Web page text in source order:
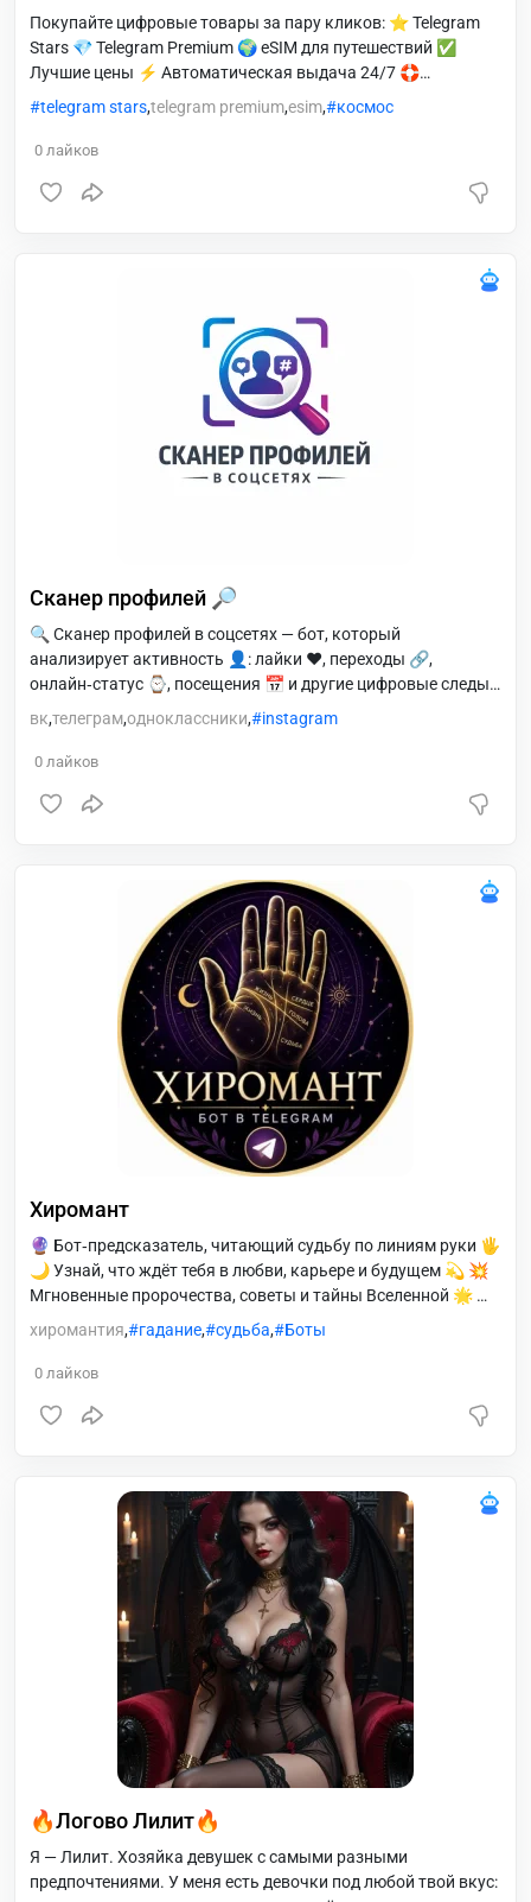
Покупайте цифровые товары за пару кликов: ⭐️ Telegram
Stars 💎 Telegram Premium 🌍 eSIM для путешествий ✅
Лучшие цены ⚡️ Автоматическая выдача 24/7 🛟
Поддержка, если возникнут вопросы
telegram stars,telegram premium,esim, космос
0 лайков
Сканер профилей 🔎
🔍 Сканер профилей в соцсетях — бот, который
анализирует активность 👤: лайки ❤️, переходы 🔗,
онлайн‑статус ⌚, посещения 📅 и другие цифровые следы.
Помогает быстро понять поведение пользователя в сети
вк,телеграм,одноклассники, instagram
0 лайков
Хиромант
🔮 Бот‑предсказатель, читающий судьбу по линиям руки 🖐
🌙 Узнай, что ждёт тебя в любви, карьере и будущем 💫 💥
Мгновенные пророчества, советы и тайны Вселенной 🌟 💭
Просто задай вопрос — и Хиромант откроет ответ судьбы
🔔
хиромантия, гадание, судьба, Боты
0 лайков
🔥Логово Лилит🔥
Я — Лилит. Хозяйка девушек с самыми разными
предпочтениями. У меня есть девочки под любой твой вкус: